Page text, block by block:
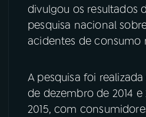
PODCASTS
07ÚLTIMAS
divulgou os resultados
pesquisa nacional
acidentes de consumo
A pesquisa foi
de dezembro de 2014
2015, com